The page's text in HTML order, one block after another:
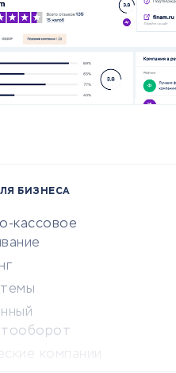
БИЗНЕСА
кассовое
компании